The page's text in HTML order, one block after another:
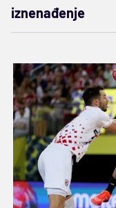
iznenađenje